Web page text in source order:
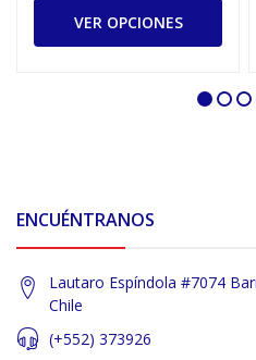
VER OPCIONES
ENCUÉNTRANOS
Lautaro Espíndola #7074
Chile
(+552) 373926